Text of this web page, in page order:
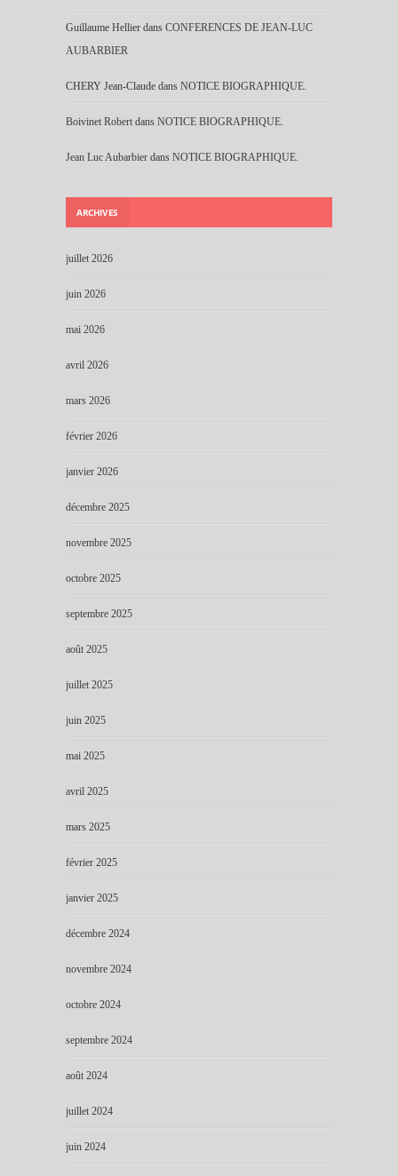
Guillaume Hellier dans CONFERENCES DE JEAN-LUC
AUBARBIER
CHERY Jean-Claude dans NOTICE BIOGRAPHIQUE.
Boivinet Robert dans NOTICE BIOGRAPHIQUE.
Jean Luc Aubarbier dans NOTICE BIOGRAPHIQUE.
ARCHIVES
juillet 2026
juin 2026
mai 2026
avril 2026
mars 2026
février 2026
janvier 2026
décembre 2025
novembre 2025
octobre 2025
septembre 2025
août 2025
juillet 2025
juin 2025
mai 2025
avril 2025
mars 2025
février 2025
janvier 2025
décembre 2024
novembre 2024
octobre 2024
septembre 2024
août 2024
juillet 2024
juin 2024